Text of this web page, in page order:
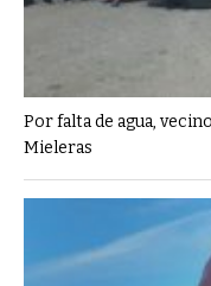
Por falta de agua,
Mieleras